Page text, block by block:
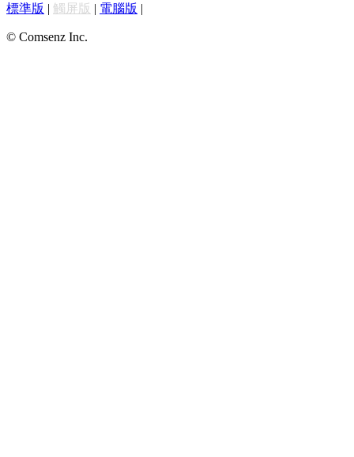
標準版 | 觸屏版 | 電腦版 |
© Comsenz Inc.